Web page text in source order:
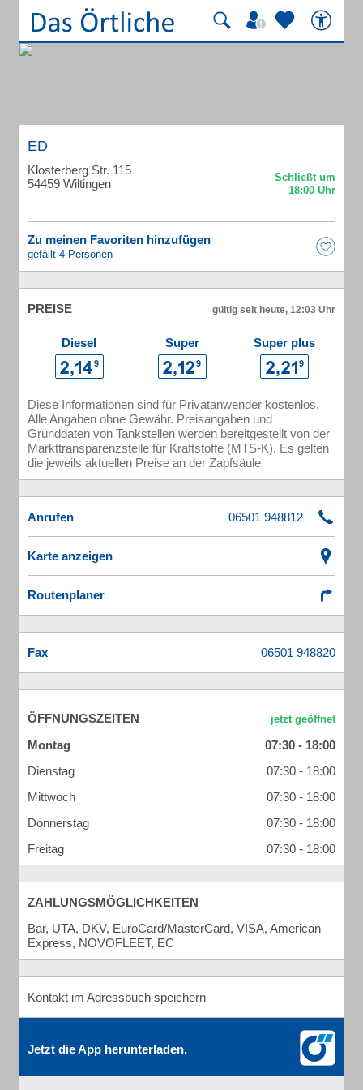
ED
Klosterberg Str. 115
54459 Wiltingen
Zu meinen Favoriten hinzufügen
gefällt 4 Personen
PREISE gültig seit heute, 12:03 Uhr
Diesel Super Super plus
Diese Informationen sind für Privatanwender kostenlos.
Alle Angaben ohne Gewähr. Preisangaben und
Grunddaten von Tankstellen werden bereitgestellt von der
Markttransparenzstelle für Kraftstoffe (MTS-K). Es gelten
die jeweils aktuellen Preise an der Zapfsäule.
Anrufen
Karte anzeigen
Routenplaner
Fax
ÖFFNUNGSZEITEN
Montag
07:30 - 18:00
Dienstag
07:30 - 18:00
Mittwoch
07:30 - 18:00
Donnerstag
07:30 - 18:00
Freitag
07:30 - 18:00
ZAHLUNGSMÖGLICHKEITEN
Bar, UTA, DKV, EuroCard/MasterCard, VISA, American
Express, NOVOFLEET, EC
Kontakt im Adressbuch speichern
Jetzt die App herunterladen.